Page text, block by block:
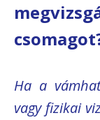
Ha a
vagy fizikai